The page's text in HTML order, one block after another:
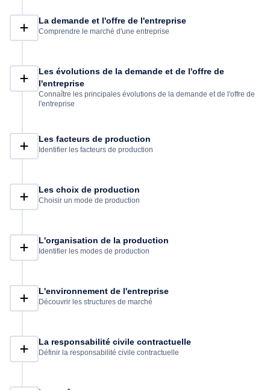
La demande et l'offre de l'entreprise
Comprendre le marché d'une entreprise
Les évolutions de la demande et de l'offre de
l'entreprise
Connaître les principales évolutions de la demande et de l'offre de
l'entreprise
Les facteurs de production
Identifier les facteurs de production
Les choix de production
Choisir un mode de production
L'organisation de la production
Identifier les modes de production
L'environnement de l'entreprise
Découvrir les structures de marché
La responsabilité civile contractuelle
Définir la responsabilité civile contractuelle